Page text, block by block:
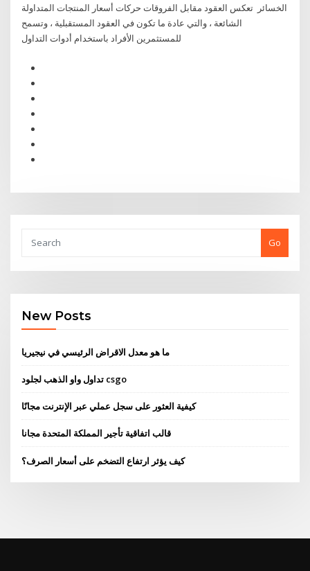
الخسائر تعكس العقود مقابل الفروقات حركات أسعار المنتجات المتداولة
الشائعة ، والتي عادة ما تكون في العقود المستقبلية ، وتسمح
Go
New Posts
ما هو معدل الاقراض الرئيسي في نيجيريا
تداول واو الذهب لجلود csgo
كيفية العثور على سجل عملي عبر الإنترنت مجانًا
قالب اتفاقية تأجير المملكة المتحدة مجانا
كيف يؤثر ارتفاع التضخم على أسعار الصرف؟